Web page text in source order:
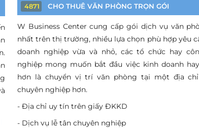
4871 CHO THUÊ VĂN PHÒNG TRỌN GÓI
W Business Center cung cấp gói dịch vụ văn
nhất trên thị trường, nhiều lựa chọn phù hợp yêu
doanh nghiệp vừa và nhỏ, các tổ chức hay
nghiệp mong muốn bắt đầu việc kinh doanh
hơn là chuyển vị trí văn phòng tại một địa
chuyên nghiệp hơn.
- Địa chỉ uy tín trên giấy ĐKKD
- Dịch vụ lễ tân chuyên nghiệp